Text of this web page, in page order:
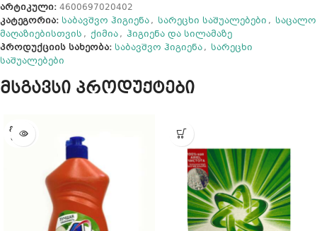
არტიკული: 4600697020402
კატეგორია: საბავშვო ჰიგიენა, სარეცხი საშუალებები , საცალო
მაღაზიებისთვის , ქიმია, ჰიგიენა და სილამაზე
პროდუქციის სახეობა: საბავშვო ჰიგიენა, სარეცხი
საშუალებები
მსგავსი პროდუქტები
ᲒᲐᲧᲘᲓ
ᲣᲚᲘᲐ